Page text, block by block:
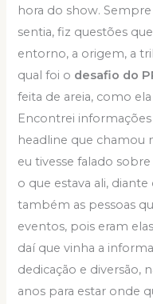
hora do show.
sentia, fiz questões
entorno, a origem, a
qual foi o desafio do
feita de areia, como
Encontrei
headline que chamou
eu tivesse falado
o que estava ali,
também as pessoas
eventos, pois eram
daí que vinha a
dedicação e diversão,
anos para estar onde